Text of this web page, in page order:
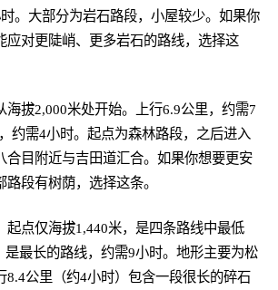
。大部分为岩石路段，小屋较少。如果你
应对更陡峭、更多岩石的路线，选择这
海拔2,000米处开始。上行6.9公里，约需7
约需4小时。起点为森林路段，之后进入
合目附近与吉田道汇合。如果你想要更安
段有树荫，选择这条。
起点仅海拔1,440米，是四条路线中最低
是最长的路线，约需9小时。地形主要为松
8.4公里（约4小时）包含一段很长的碎石